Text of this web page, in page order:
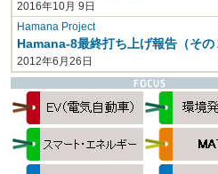
2016年10月 9日
Hamana Project
Hamana-8最終打ち上げ報告（その
2012年6月26日